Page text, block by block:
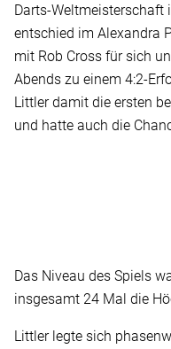
Darts-Weltmeisterschaft
entschied im Alexandra
mit Rob Cross für sich
Abends zu einem 4:2-
Littler damit die ersten
und hatte auch die
Das Niveau des Spiels
insgesamt 24 Mal die
Littler legte sich